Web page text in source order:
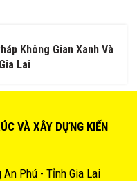
Không Gian Xanh Và
Lai
VÀ XÂY DỰNG KIẾN
Phú - Tỉnh Gia Lai